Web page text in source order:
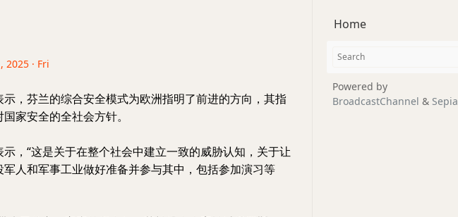
2025 · Fri
示，芬兰的综合安全模式为欧洲指明了前进的方向，其指
家安全的全社会方针。
，“这是关于在整个社会中建立一致的威胁认知，关于让
军人和军事工业做好准备并参与其中，包括参加演习等
Home
Powered by
BroadcastChannel & Sepia